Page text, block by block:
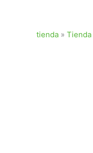
tienda » Tienda